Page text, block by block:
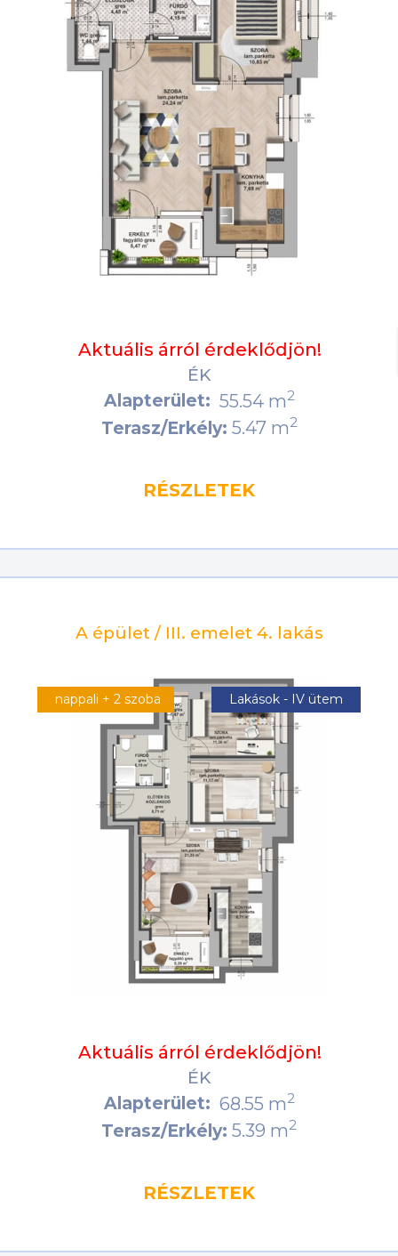
Aktuális árról érdeklődjön!
ÉK
Alapterület: 55.54 m2
Terasz/Erkély: 5.47 m2
RÉSZLETEK
A épület / III. emelet 4. lakás
nappali + 2 szoba Lakások - IV ütem
Aktuális árról érdeklődjön!
ÉK
Alapterület: 68.55 m2
Terasz/Erkély: 5.39 m2
RÉSZLETEK